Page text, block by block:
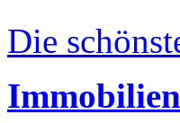
Die
Immobilien